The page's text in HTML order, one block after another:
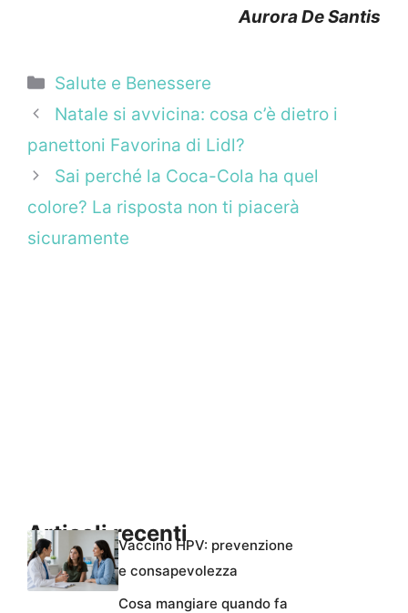
Aurora De Santis
Categorie
Salute e Benessere
Natale si avvicina: cosa c’è dietro i
panettoni Favorina di Lidl?
Sai perché la Coca-Cola ha quel
colore? La risposta non ti piacerà
sicuramente
Articoli recentiVaccino HPV: prevenzione
e consapevolezza
Cosa mangiare quando fa